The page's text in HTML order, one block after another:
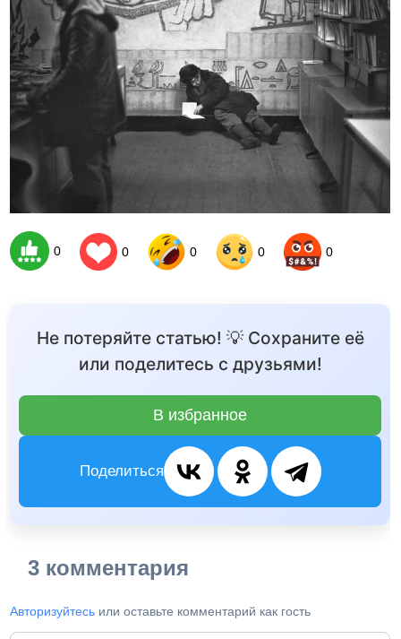
0 0 0 0 0
Не потеряйте статью! 💡 Сохраните её
или поделитесь с друзьями!
В избранное
Поделиться
3 комментария
Авторизуйтесь или оставьте комментарий как гость